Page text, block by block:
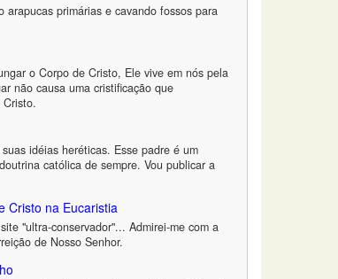
primárias e cavando fossos para
o Corpo de Cristo, Ele vive em nós pela
não causa uma cristificação que
idéias heréticas. Esse padre é um
católica de sempre. Vou publicar a
Cristo na Eucaristia
"ultra-conservador"... Admirei-me com a
de Nosso Senhor.